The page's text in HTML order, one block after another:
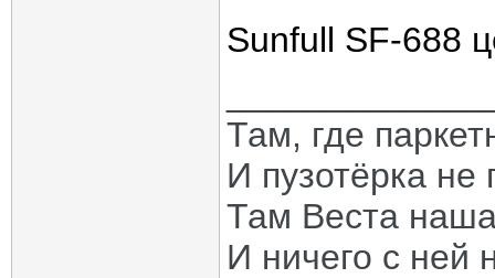
Sunfull SF-688
Там, где
И пузотёрка не
Там Веста
И ничего с ней